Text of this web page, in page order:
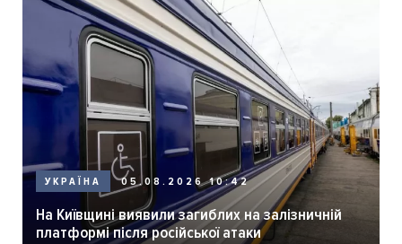
УКРАЇНА 05.08.2026 10:42
На Київщині виявили загиблих на залізничній
платформі після російської атаки